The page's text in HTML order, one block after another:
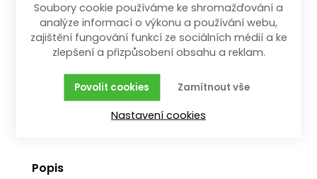
Jednotka:ks
Kód 1:
MK-KOT-LAM-ZK-Z
Sdílet
Skladem dle variant
Popis
Soubory cookie používáme ke shromažďování a
analýze informací o výkonu a používání webu,
zajištění fungování funkcí ze sociálních médií a ke
zlepšení a přizpůsobení obsahu a reklam.
Zamítnout vše
Povolit cookies
Nastavení cookies